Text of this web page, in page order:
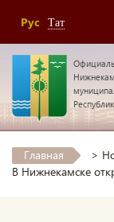
Рус Тат
Главная >
В Нижнекамске